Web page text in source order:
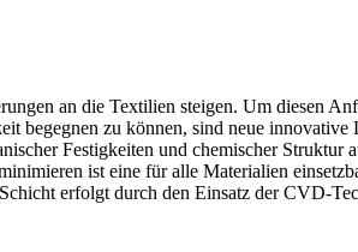
an die Textilien steigen. Um diesen
begegnen zu können, sind neue
Festigkeiten und chemischer
ist eine für alle Materialien
erfolgt durch den Einsatz der CVD-